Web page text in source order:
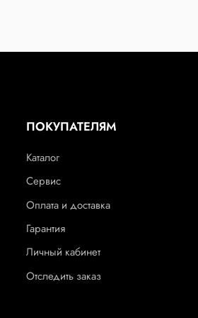
ПОКУПАТЕЛЯМ
Каталог
Сервис
Оплата и доставка
Гарантия
Личный кабинет
Отследить заказ